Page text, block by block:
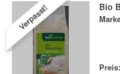
Verpasst! Bio
Preis: